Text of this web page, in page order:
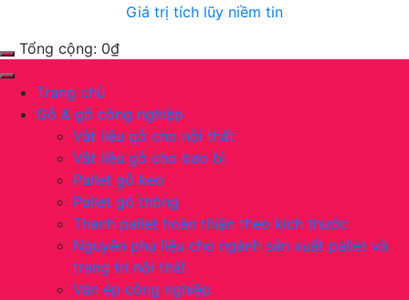
Giá trị tích lũy niềm tin
Tổng cộng: 0₫
Trang chủ
Gỗ & gỗ công nghiệp
Vật liệu gỗ cho nội thất
Vật liệu gỗ cho bao bì
Pallet gỗ keo
Pallet gỗ thông
Thanh pallet hoàn thiện theo kích thước
Nguyên phụ liệu cho ngành sản xuất pallet và
trang trí nội thất
Ván ép công nghiệp